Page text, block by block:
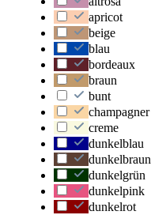
apricot
beige
blau
bordeaux
braun
bunt
champagner
creme
dunkelblau
dunkelbraun
dunkelgrün
dunkelpink
dunkelrot